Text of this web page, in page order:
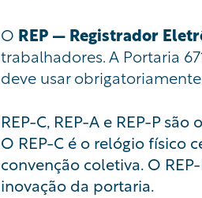
O REP — Registrador
trabalhadores. A Portaria
deve usar
REP-C, REP-A e REP-P
O REP-C é o relógio físico
convenção coletiva. O
inovação da portaria.